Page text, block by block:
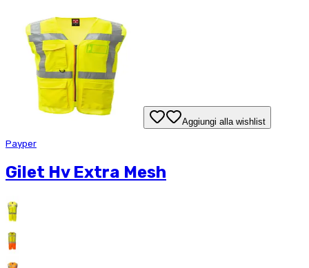
Aggiungi alla wishlist
Payper
Gilet Hv Extra Mesh